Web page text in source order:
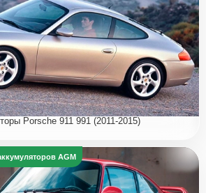
Porsche 911 991 (2011-2015)
AGM